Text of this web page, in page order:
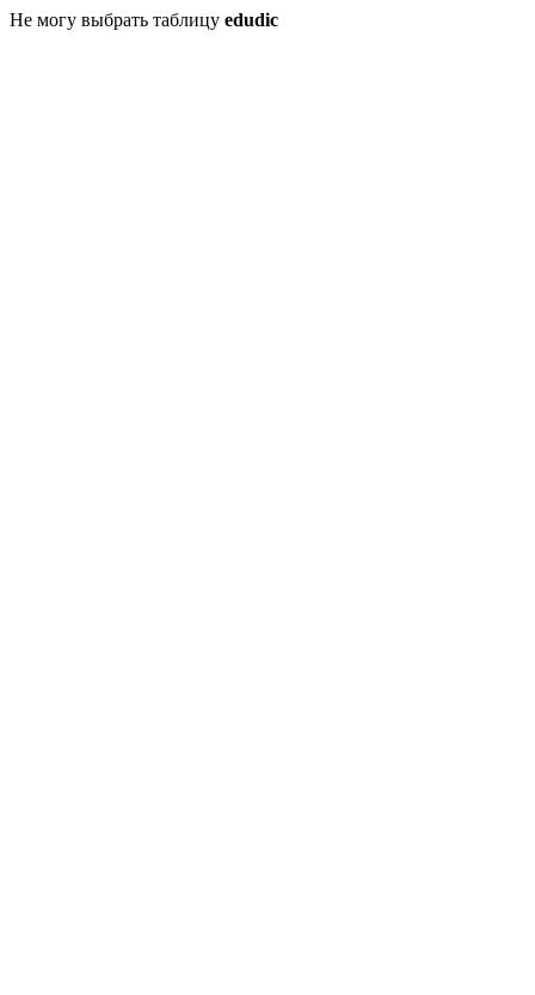
Не могу выбрать таблицу edudic